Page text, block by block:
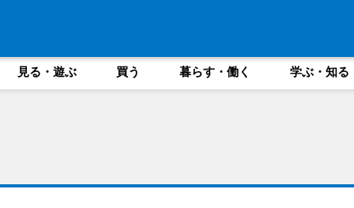
見る・遊ぶ 買う 暮らす・働く 学ぶ・知る